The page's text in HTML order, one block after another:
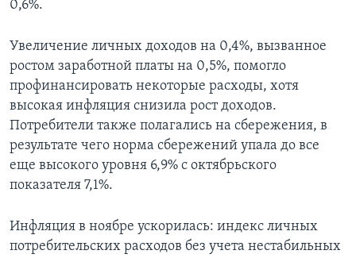
0,6%.
Увеличение личных доходов на 0,4%, вызванное
ростом заработной платы на 0,5%, помогло
профинансировать некоторые расходы, хотя
высокая инфляция снизила рост доходов.
Потребители также полагались на сбережения, в
результате чего норма сбережений упала до все
еще высокого уровня 6,9% с октябрьского
показателя 7,1%.
Инфляция в ноябре ускорилась: индекс личных
потребительских расходов без учета нестабильных